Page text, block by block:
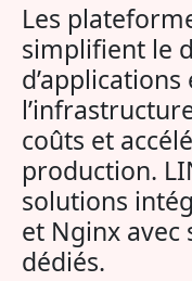
Les
simplifient le
coûts et
production.
solutions
et Nginx
dédiés.